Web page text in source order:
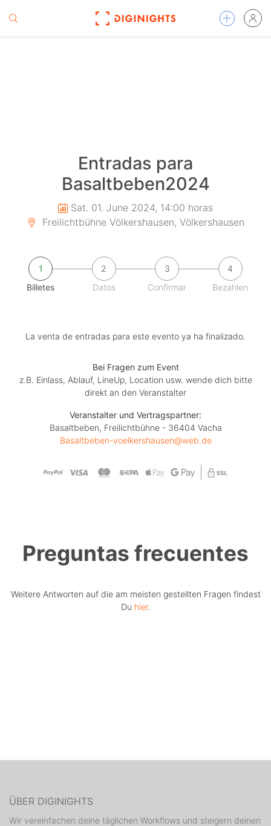
Entradas para
Basaltbeben2024
Sat. 01. June 2024, 14:00 horas
Freilichtbühne Völkershausen, Völkershausen
1
Billetes
2
Datos
3
Confirmar
4
Bezahlen
La venta de entradas para este evento ya ha finalizado.
Bei Fragen zum Event
z.B. Einlass, Ablauf, LineUp, Location usw. wende dich bitte
direkt an den Veranstalter
Veranstalter und Vertragspartner:
Basaltbeben, Freilichtbühne - 36404 Vacha
Basaltbeben-voelkershausen@web.de
Preguntas frecuentes
Weitere Antworten auf die am meisten gestellten Fragen findest
Du hier.
ÜBER DIGINIGHTS
Wir vereinfachen deine täglichen Workflows und steigern deinen